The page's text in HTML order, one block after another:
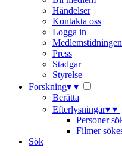
Händelser
Kontakta oss
Logga in
Press
Stadgar
Styrelse
Forskning▾ ▾
Berätta
Efterlysningar▾ ▾
Personer
Filmer
Sök